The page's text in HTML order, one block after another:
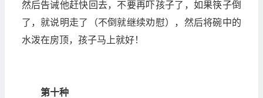
然后告诫他赶快回去，不要再吓孩子了，如果筷子倒
了，就说明走了（不倒就继续劝慰），然后将碗中的
水泼在房顶，孩子马上就好！
第十种